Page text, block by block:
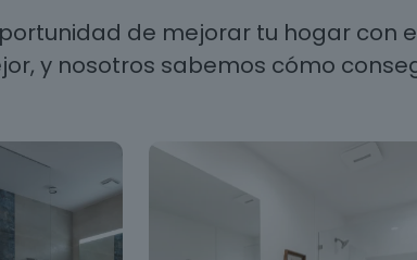
de mejorar tu hogar con
y nosotros sabemos cómo